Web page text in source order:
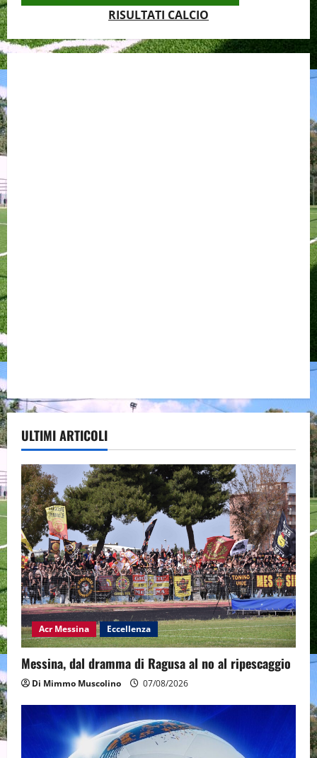
RISULTATI CALCIO
ULTIMI ARTICOLI
Acr Messina Eccellenza
Messina, dal dramma di Ragusa al no al ripescaggio
Di Mimmo Muscolino 07/08/2026